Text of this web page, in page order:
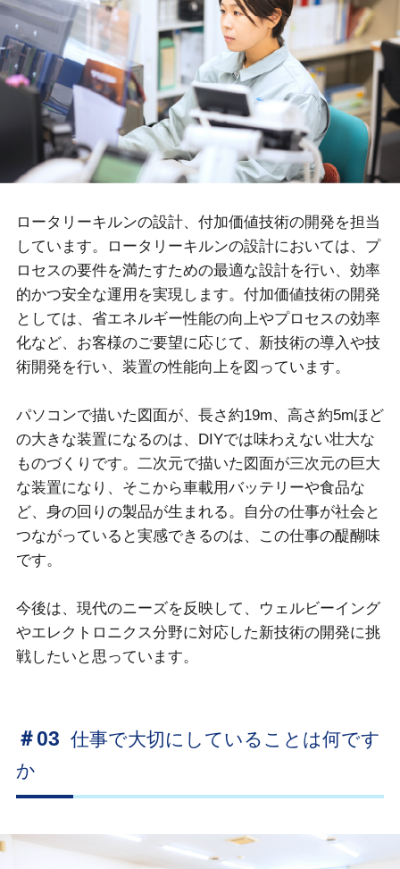
ロータリーキルンの設計、付加価値技術の開発を担当
しています。ロータリーキルンの設計においては、プ
ロセスの要件を満たすための最適な設計を行い、効率
的かつ安全な運用を実現します。付加価値技術の開発
としては、省エネルギー性能の向上やプロセスの効率
化など、お客様のご要望に応じて、新技術の導入や技
術開発を行い、装置の性能向上を図っています。
パソコンで描いた図面が、長さ約19m、高さ約5mほど
の大きな装置になるのは、DIYでは味わえない壮大な
ものづくりです。二次元で描いた図面が三次元の巨大
な装置になり、そこから車載用バッテリーや食品な
ど、身の回りの製品が生まれる。自分の仕事が社会と
つながっていると実感できるのは、この仕事の醍醐味
です。
今後は、現代のニーズを反映して、ウェルビーイング
やエレクトロニクス分野に対応した新技術の開発に挑
戦したいと思っています。
＃03 仕事で大切にしていることは何です
か